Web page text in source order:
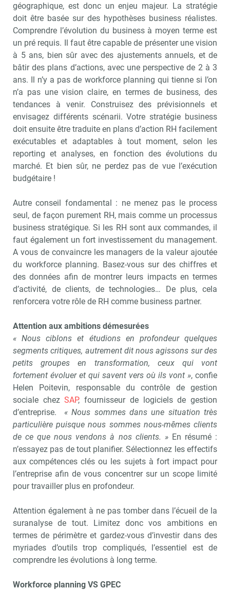
géographique, est donc un enjeu majeur. La stratégie
doit être basée sur des hypothèses business réalistes.
Comprendre l’évolution du business à moyen terme est
un pré requis. Il faut être capable de présenter une vision
à 5 ans, bien sûr avec des ajustements annuels, et de
bâtir des plans d’actions, avec une perspective de 2 à 3
ans. Il n’y a pas de workforce planning qui tienne si l’on
n’a pas une vision claire, en termes de business, des
tendances à venir. Construisez des prévisionnels et
envisagez différents scénarii. Votre stratégie business
doit ensuite être traduite en plans d’action RH facilement
exécutables et adaptables à tout moment, selon les
reporting et analyses, en fonction des évolutions du
marché. Et bien sûr, ne perdez pas de vue l’exécution
budgétaire !
Autre conseil fondamental : ne menez pas le process
seul, de façon purement RH, mais comme un processus
business stratégique. Si les RH sont aux commandes, il
faut également un fort investissement du management.
A vous de convaincre les managers de la valeur ajoutée
du workforce planning. Basez-vous sur des chiffres et
des données afin de montrer leurs impacts en termes
d’activité, de clients, de technologies… De plus, cela
renforcera votre rôle de RH comme business partner.
Attention aux ambitions démesurées
« Nous ciblons et étudions en profondeur quelques
segments critiques, autrement dit nous agissons sur des
petits groupes en transformation, ceux qui vont
fortement évoluer et qui savent vers où ils vont », confie
Helen Poitevin, responsable du contrôle de gestion
sociale chezSAP, fournisseur de logiciels de gestion
d’entreprise.
« Nous sommes dans une situation très
particulière puisque nous sommes nous-mêmes clients
de ce que nous vendons à nos clients. »En résumé :
n’essayez pas de tout planifier. Sélectionnez les effectifs
aux compétences clés ou les sujets à fort impact pour
l’entreprise afin de vous concentrer sur un scope limité
pour travailler plus en profondeur.
Attention également à ne pas tomber dans l’écueil de la
suranalyse de tout. Limitez donc vos ambitions en
termes de périmètre et gardez-vous d’investir dans des
myriades d’outils trop compliqués, l’essentiel est de
comprendre les évolutions à long terme.
Workforce planning VS GPEC